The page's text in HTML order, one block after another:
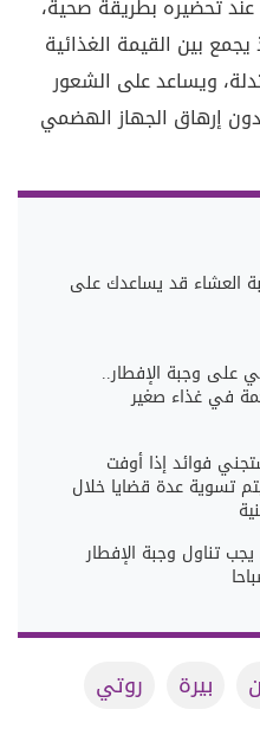
تحضيره بطريقة صحية،
بين القيمة الغذائية
ويساعد على الشعور
إرهاق الجهاز الهضمي
العشاء قد يساعدك على
على وجبة الإفطار..
في غذاء صغير
فوائد إذا أوفت
تسوية عدة قضايا خلال
تناول وجبة الإفطار
بيرة
روتي